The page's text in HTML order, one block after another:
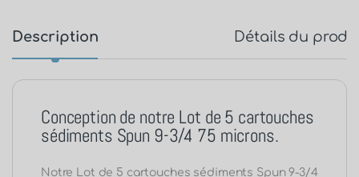
Description Détails du
Conception de notre Lot de 5 cartouches
sédiments Spun 9-3/4 75 microns.
Notre Lot de 5 cartouches sédiments Spun 9-3/4